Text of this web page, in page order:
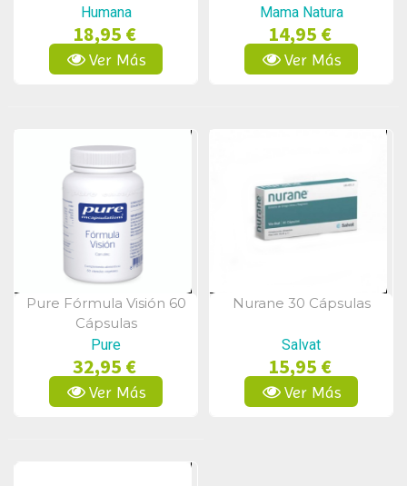
Humana
18,95 €
Ver Más
Mama Natura
14,95 €
Ver Más
Vista Rápida
Pure Fórmula Visión 60
Cápsulas
Pure
32,95 €
Ver Más
Vista Rápida
Nurane 30 Cápsulas
Salvat
15,95 €
Ver Más